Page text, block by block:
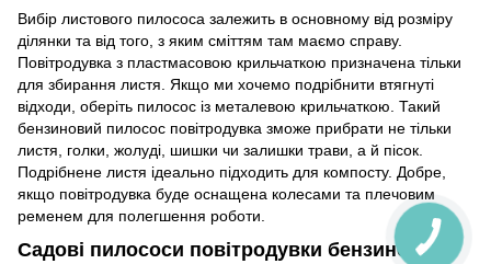
Вибір листового пилососа залежить в основному від розміру
ділянки та від того, з яким сміттям там маємо справу.
Повітродувка з пластмасовою крильчаткою призначена тільки
для збирання листя. Якщо ми хочемо подрібнити втягнуті
відходи, оберіть пилосос із металевою крильчаткою. Такий
бензиновий пилосос повітродувка зможе прибрати не тільки
листя, голки, жолуді, шишки чи залишки трави, а й пісок.
Подрібнене листя ідеально підходить для компосту. Добре,
якщо повітродувка буде оснащена колесами та плечовим
ременем для полегшення роботи.
Садові пилососи повітродувки бензинові